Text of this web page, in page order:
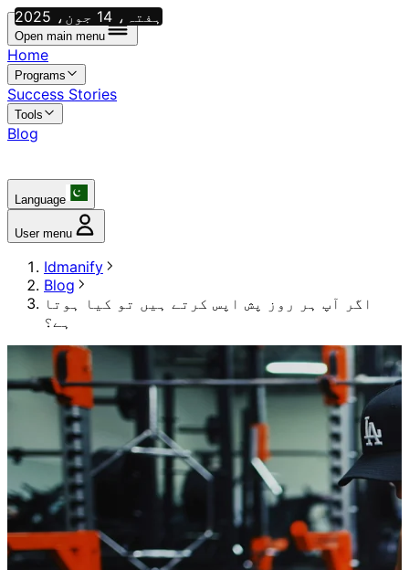
Open main menu
Home
Programs
Success Stories
Tools
Blog
Language
User menu
Idmanify
Blog
اگر آپ ہر روز پش اپس کرتے ہیں تو کیا ہوتا
ہے؟
ہفتہ، 14 جون، 2025